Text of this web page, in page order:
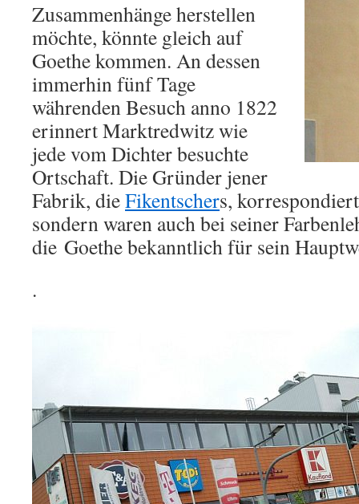
Zusammenhänge herstellen
möchte, könnte gleich auf
Goethe kommen. An dessen
immerhin fünf Tage
währenden Besuch anno 1822
erinnert Marktredwitz wie
jede vom Dichter besuchte
Ortschaft. Die Gründer jener
Fabrik, dieFikentschers,
sondern waren auch bei seiner
die Goethe bekanntlich für sein
.